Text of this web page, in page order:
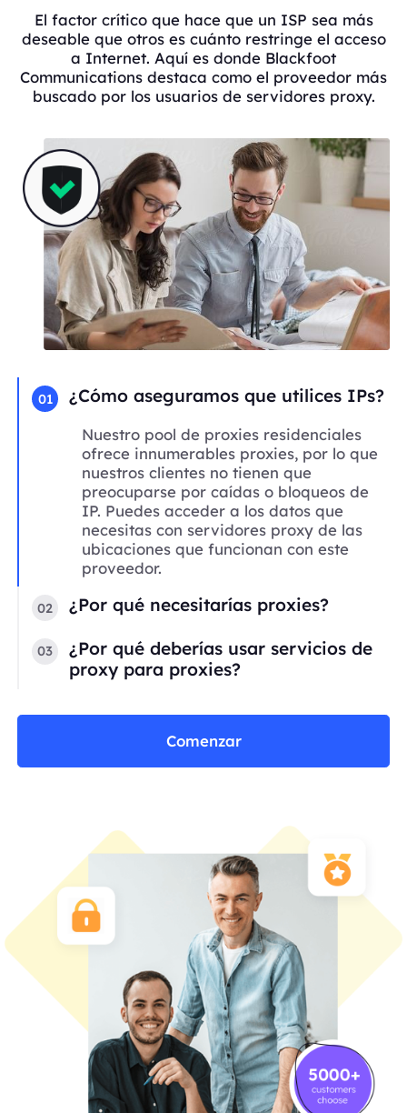
El factor crítico que hace que un ISP sea más
deseable que otros es cuánto restringe el acceso
a Internet. Aquí es donde Blackfoot
Communications destaca como el proveedor más
buscado por los usuarios de servidores proxy.
01 ¿Cómo aseguramos que utilices IPs?
Nuestro pool de proxies residenciales
ofrece innumerables proxies, por lo que
nuestros clientes no tienen que
preocuparse por caídas o bloqueos de
IP. Puedes acceder a los datos que
necesitas con servidores proxy de las
ubicaciones que funcionan con este
proveedor.
02 ¿Por qué necesitarías proxies?
03
¿Por qué deberías usar servicios de
proxy para proxies?
Comenzar